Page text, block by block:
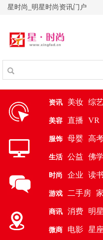
星时尚_明星时尚资讯门户
资讯 美妆 综
美容 直播 VR
服饰 母婴 高
生活 公益 佛学
时尚 企业 读书
游戏 二手房
商讯 消费 明星
微商 电影 星座